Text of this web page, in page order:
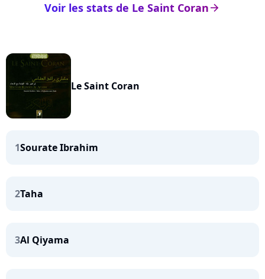
arrow_right
Voir les stats de Le Saint Coran
Le Saint Coran
1Sourate Ibrahim
2Taha
3Al Qiyama